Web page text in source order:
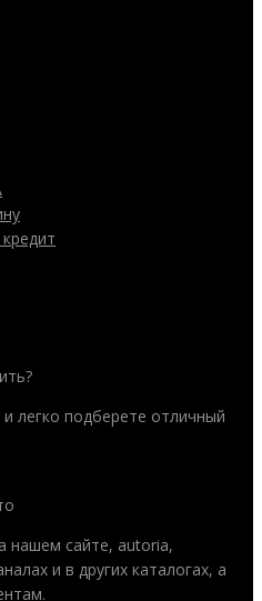
легко подберете отличный
нашем сайте, autoria,
и в других каталогах, а